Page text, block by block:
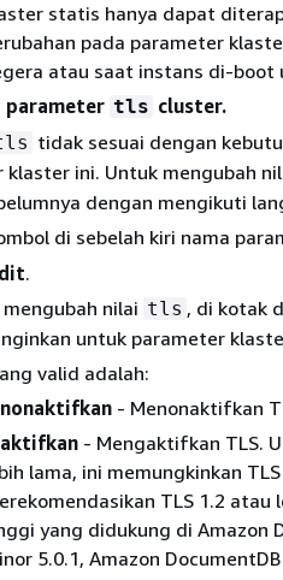
statis hanya dapat
pada parameter
atau saat instans di-boot
parameter tls cluster.
tidak sesuai dengan
klaster ini. Untuk mengubah
dengan mengikuti
di sebelah kiri nama
.
nilai tls , di kotak
untuk parameter
valid adalah:
- Menonaktifkan
- Mengaktifkan TLS.
lama, ini memungkinkan
TLS 1.2 atau
yang didukung di Amazon
5.0.1, Amazon